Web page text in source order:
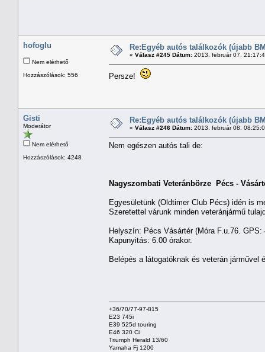
hofoglu
Nem elérhető
Hozzászólások: 556
Re:Egyéb autós találkozók (újabb
« Válasz #245 Dátum: 2013. február 07.
Persze!
Gisti
Moderátor
Nem elérhető
Hozzászólások: 4248
Re:Egyéb autós találkozók (újabb
« Válasz #246 Dátum: 2013. február 08.
Nem egészen autós tali de:
Nagyszombati Veteránbörze Pécs -
Egyesületünk (Oldtimer Club Pécs) idén is
Szeretettel várunk minden veteránjármű
Helyszín: Pécs Vásártér (Móra F.u.76. GPS:
Kapunyitás: 6.00 órakor.
Belépés a látogatóknak és veterán járművel
+36/70/77-97-815
E23 745i
E39 525d touring
E46 320 Ci
Triumph Herald 13/60
Yamaha Fj 1200